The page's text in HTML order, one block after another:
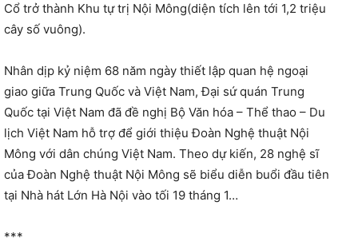
Cổ trở thành Khu tự trị Nội Mông(diện tích lên tới 1,2 triệu
cây số vuông).
Nhân dịp kỷ niệm 68 năm ngày thiết lập quan hệ ngoại
giao giữa Trung Quốc và Việt Nam, Đại sứ quán Trung
Quốc tại Việt Nam đã đề nghị Bộ Văn hóa – Thể thao – Du
lịch Việt Nam hỗ trợ để giới thiệu Đoàn Nghệ thuật Nội
Mông với dân chúng Việt Nam. Theo dự kiến, 28 nghệ sĩ
của Đoàn Nghệ thuật Nội Mông sẽ biểu diễn buổi đầu tiên
tại Nhà hát Lớn Hà Nội vào tối 19 tháng 1…
***